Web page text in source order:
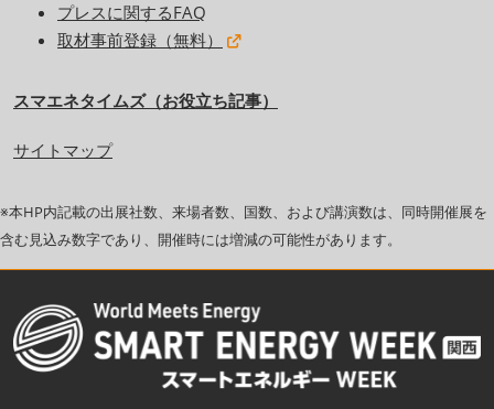
プレスに関するFAQ
取材事前登録（無料）
スマエネタイムズ（お役立ち記事）
サイトマップ
※本HP内記載の出展社数、来場者数、国数、および講演数は、同時開催展を
含む見込み数字であり、開催時には増減の可能性があります。